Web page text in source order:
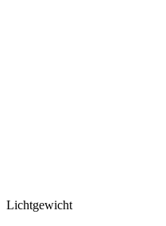
Lichtgewicht